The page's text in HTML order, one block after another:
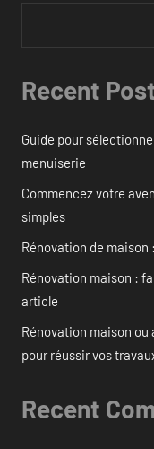
Recent
Guide pour
menuiserie
Commencez votre
simples
Rénovation de maison
Rénovation maison :
article
Rénovation maison
pour réussir vos
Recent